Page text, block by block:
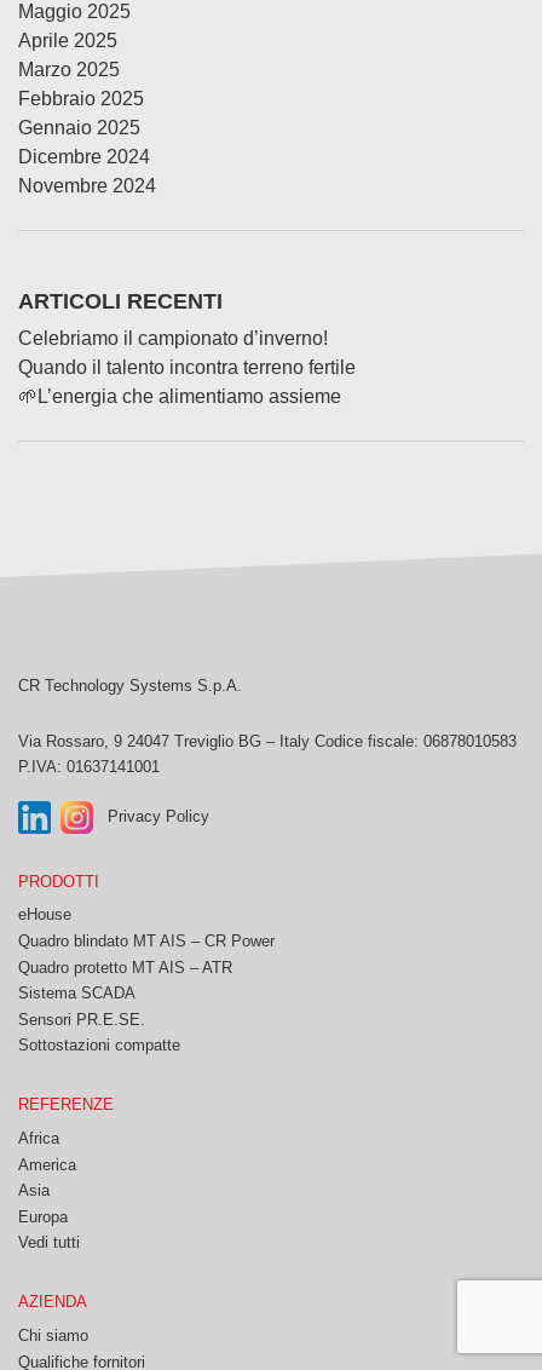
Maggio 2025
Aprile 2025
Marzo 2025
Febbraio 2025
Gennaio 2025
Dicembre 2024
Novembre 2024
ARTICOLI RECENTI
Celebriamo il campionato d’inverno!
Quando il talento incontra terreno fertile
🌱L’energia che alimentiamo assieme
CR Technology Systems S.p.A.
Via Rossaro, 9 24047 Treviglio BG – Italy Codice fiscale: 06878010583
P.IVA: 01637141001
Privacy Policy
PRODOTTI
eHouse
Quadro blindato MT AIS – CR Power
Quadro protetto MT AIS – ATR
Sistema SCADA
Sensori PR.E.SE.
Sottostazioni compatte
REFERENZE
Africa
America
Asia
Europa
Vedi tutti
AZIENDA
Chi siamo
Qualifiche fornitori